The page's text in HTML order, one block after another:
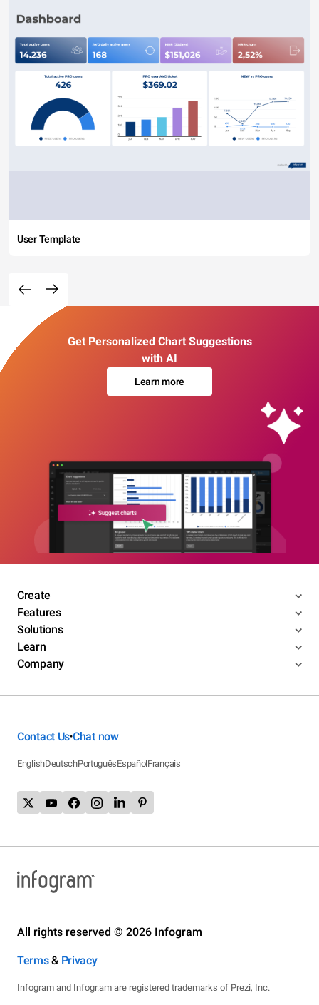
User Template
Get Personalized Chart Suggestions
with AI
Learn more
Create
Features
Solutions
Learn
Company
Contact Us•Chat now
EnglishDeutschPortuguêsEspañolFrançais
All rights reserved © 2026 Infogram
Terms& Privacy
Infogram and Infogr.am are registered trademarks of Prezi, Inc.